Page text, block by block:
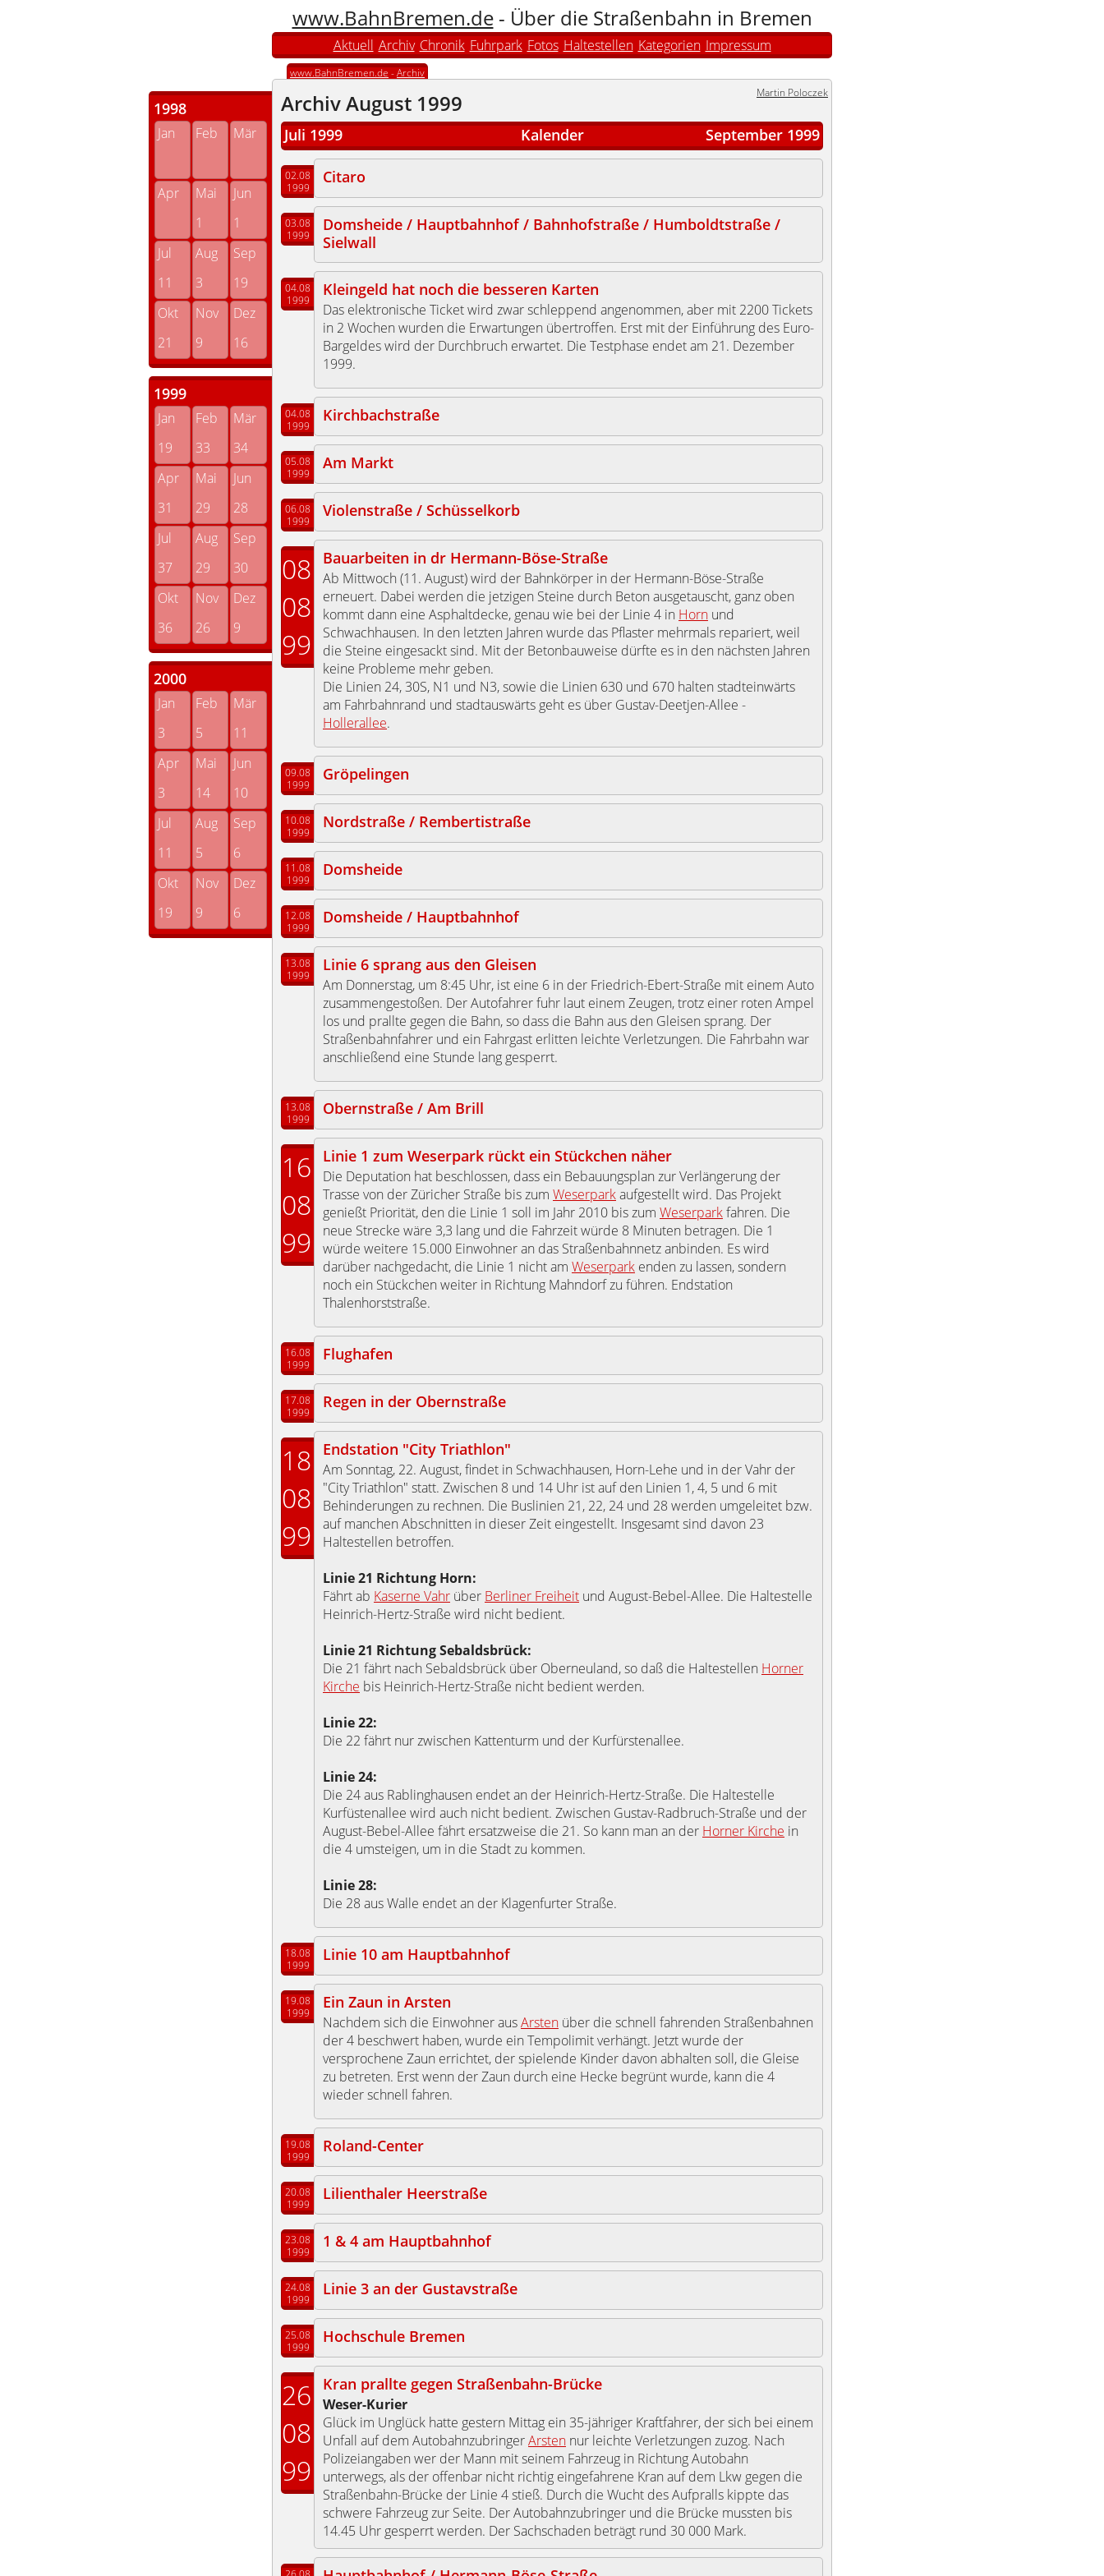
www.BahnBremen.de- Über die Straßenbahn in Bremen
Aktuell Archiv Chronik Fuhrpark Fotos Haltestellen Kategorien Impressum
1998
Jan Feb Mär
Apr Mai
Jun
1
1
Jul
Aug
Sep
11
3
19
Okt
Nov
Dez
21
9 16
1999
Jan Feb
Mär
19
33
34
Apr
Mai
Jun
31
29
28
Jul
Aug
Sep
37
29
30
Okt
Nov
Dez
36
26 9
2000
Jan Feb
Mär
3
5
11
Apr
Mai
Jun
3
14
10
Jul
Aug
Sep
11
5
6
Okt
Nov
Dez
19
9 6
www.BahnBremen.de -Archiv
Archiv August 1999 Martin Poloczek
Juli 1999 Kalender September 1999
02.08
1999
Citaro
03.08
1999
Domsheide / Hauptbahnhof / Bahnhofstraße / Humboldtstraße /
Sielwall
04.08
1999
Kleingeld hat noch die besseren Karten
Das elektronische Ticket wird zwar schleppend angenommen, aber mit 2200 Tickets
in 2 Wochen wurden die Erwartungen übertroffen. Erst mit der Einführung des Euro-
Bargeldes wird der Durchbruch erwartet. Die Testphase endet am 21. Dezember
1999.
04.08
1999
Kirchbachstraße
05.08
1999
Am Markt
06.08
1999
Violenstraße / Schüsselkorb
08
08
99
Bauarbeiten in dr Hermann-Böse-Straße
Ab Mittwoch (11. August) wird der Bahnkörper in der Hermann-Böse-Straße
erneuert. Dabei werden die jetzigen Steine durch Beton ausgetauscht, ganz oben
kommt dann eine Asphaltdecke, genau wie bei der Linie 4 in Horn und
Schwachhausen. In den letzten Jahren wurde das Pflaster mehrmals repariert, weil
die Steine eingesackt sind. Mit der Betonbauweise dürfte es in den nächsten Jahren
keine Probleme mehr geben.
Die Linien 24, 30S, N1 und N3, sowie die Linien 630 und 670 halten stadteinwärts
am Fahrbahnrand und stadtauswärts geht es über Gustav-Deetjen-Allee -
Hollerallee.
09.08
1999
Gröpelingen
10.08
1999
Nordstraße / Rembertistraße
11.08
1999
Domsheide
12.08
1999
Domsheide / Hauptbahnhof
13.08
1999
Linie 6 sprang aus den Gleisen
Am Donnerstag, um 8:45 Uhr, ist eine 6 in der Friedrich-Ebert-Straße mit einem Auto
zusammengestoßen. Der Autofahrer fuhr laut einem Zeugen, trotz einer roten Ampel
los und prallte gegen die Bahn, so dass die Bahn aus den Gleisen sprang. Der
Straßenbahnfahrer und ein Fahrgast erlitten leichte Verletzungen. Die Fahrbahn war
anschließend eine Stunde lang gesperrt.
13.08
1999
Obernstraße / Am Brill
16
08
99
Linie 1 zum Weserpark rückt ein Stückchen näher
Die Deputation hat beschlossen, dass ein Bebauungsplan zur Verlängerung der
Trasse von der Züricher Straße bis zum Weserparkaufgestellt wird. Das Projekt
genießt Priorität, den die Linie 1 soll im Jahr 2010 bis zum Weserparkfahren. Die
neue Strecke wäre 3,3 lang und die Fahrzeit würde 8 Minuten betragen. Die 1
würde weitere 15.000 Einwohner an das Straßenbahnnetz anbinden. Es wird
darüber nachgedacht, die Linie 1 nicht am Weserpark enden zu lassen, sondern
noch ein Stückchen weiter in Richtung Mahndorf zu führen. Endstation
Thalenhorststraße.
16.08
1999
Flughafen
17.08
1999
Regen in der Obernstraße
18
08
99
Endstation "City Triathlon"
Am Sonntag, 22. August, findet in Schwachhausen, Horn-Lehe und in der Vahr der
"City Triathlon" statt. Zwischen 8 und 14 Uhr ist auf den Linien 1, 4, 5 und 6 mit
Behinderungen zu rechnen. Die Buslinien 21, 22, 24 und 28 werden umgeleitet bzw.
auf manchen Abschnitten in dieser Zeit eingestellt. Insgesamt sind davon 23
Haltestellen betroffen.
Linie 21 Richtung Horn:
Fährt ab Kaserne Vahr über Berliner Freiheit und August-Bebel-Allee. Die Haltestelle
Heinrich-Hertz-Straße wird nicht bedient.
Linie 21 Richtung Sebaldsbrück:
Die 21 fährt nach Sebaldsbrück über Oberneuland, so daß die Haltestellen Horner
Kirche bis Heinrich-Hertz-Straße nicht bedient werden.
Linie 22:
Die 22 fährt nur zwischen Kattenturm und der Kurfürstenallee.
Linie 24:
Die 24 aus Rablinghausen endet an der Heinrich-Hertz-Straße. Die Haltestelle
Kurfüstenallee wird auch nicht bedient. Zwischen Gustav-Radbruch-Straße und der
August-Bebel-Allee fährt ersatzweise die 21. So kann man an der Horner Kirche in
die 4 umsteigen, um in die Stadt zu kommen.
Linie 28:
Die 28 aus Walle endet an der Klagenfurter Straße.
18.08
1999
Linie 10 am Hauptbahnhof
19.08
1999
Ein Zaun in Arsten
Nachdem sich die Einwohner ausArsten über die schnell fahrenden Straßenbahnen
der 4 beschwert haben, wurde ein Tempolimit verhängt. Jetzt wurde der
versprochene Zaun errichtet, der spielende Kinder davon abhalten soll, die Gleise
zu betreten. Erst wenn der Zaun durch eine Hecke begrünt wurde, kann die 4
wieder schnell fahren.
19.08
1999
Roland-Center
20.08
1999
Lilienthaler Heerstraße
23.08
1999
1 & 4 am Hauptbahnhof
24.08
1999
Linie 3 an der Gustavstraße
25.08
1999
Hochschule Bremen
26
08
99
Kran prallte gegen Straßenbahn-Brücke
Weser-Kurier
Glück im Unglück hatte gestern Mittag ein 35-jähriger Kraftfahrer, der sich bei einem
Unfall auf dem AutobahnzubringerArsten nur leichte Verletzungen zuzog. Nach
Polizeiangaben wer der Mann mit seinem Fahrzeug in Richtung Autobahn
unterwegs, als der offenbar nicht richtig eingefahrene Kran auf dem Lkw gegen die
Straßenbahn-Brücke der Linie 4 stieß. Durch die Wucht des Aufpralls kippte das
schwere Fahrzeug zur Seite. Der Autobahnzubringer und die Brücke mussten bis
14.45 Uhr gesperrt werden. Der Sachschaden beträgt rund 30 000 Mark.